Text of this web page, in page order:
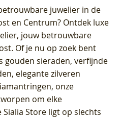
juwelier in de
en Centrum? Ontdek luxe
jouw betrouwbare
. Of je nu op zoek bent
gouden sieraden, verfijnde
elegante zilveren
onze
om elke
Sialia Store ligt op slechts